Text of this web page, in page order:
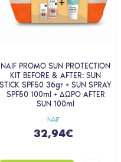
NAIF
NAIF PROMO SUN PROTECTION
KIT BEFORE & AFTER: SUN
STICK SPF50 36gr + SUN SPRAY
SPF50 100ml + ΔΩΡΟ AFTER
SUN 100ml
32,94€